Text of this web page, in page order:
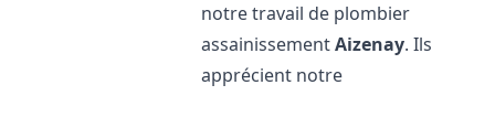
notre travail de plombier
assainissementAizenay. Ils
apprécient notre